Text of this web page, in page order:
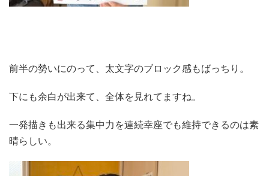
前半の勢いにのって、太文字のブロック感もばっちり。
下にも余白が出来て、全体を見れてますね。
一発描きも出来る集中力を連続幸座でも維持できるのは素
晴らしい。